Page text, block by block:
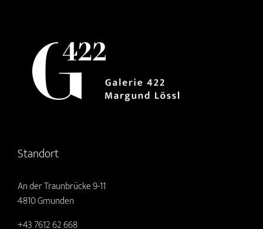
Standort
An der Traunbrücke 9-11
4810 Gmunden
+43 7612 62 668